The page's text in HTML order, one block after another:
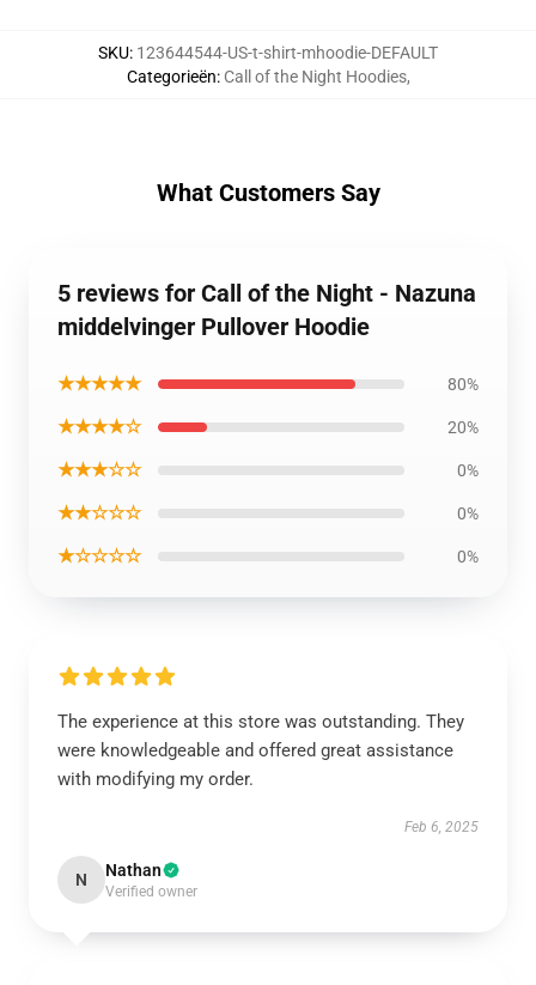
SKU: 123644544-US-t-shirt-mhoodie-DEFAULT
Categorieën: Call of the Night Hoodies,
What Customers Say
5 reviews for Call of the Night - Nazuna
middelvinger Pullover Hoodie
★★★★★ 80%
★★★★☆ 20%
★★★☆☆ 0%
★★☆☆☆ 0%
★☆☆☆☆ 0%
The experience at this store was outstanding. They
were knowledgeable and offered great assistance
with modifying my order.
Feb 6, 2025
N Nathan
Verified owner